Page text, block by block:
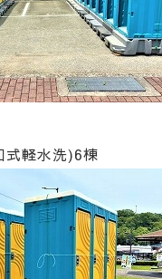
軽水洗)6棟